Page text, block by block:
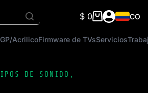
Carro
compra
$ 0 CO
AcrilicoFirmware de TVsServicios
DE SONIDO ,